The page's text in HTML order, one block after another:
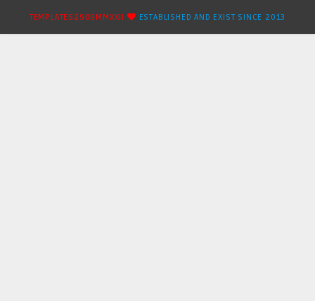
TEMPLATES2909MMXXII
ESTABLISHED AND EXIST SINCE 2013